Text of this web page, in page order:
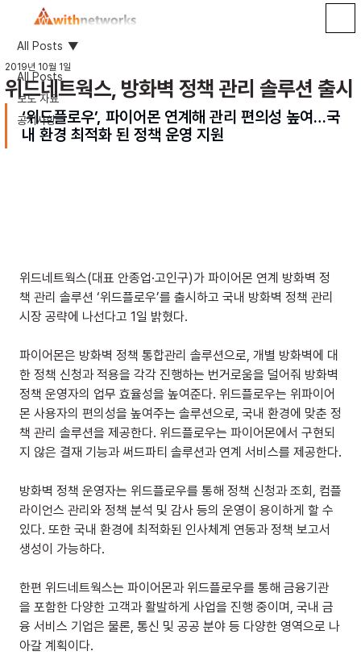
All Posts
보도 자료
공지사항
All Posts
위드네트웍스, 방화벽 정책 관리 솔루션 출시
2019년 10월 1일
‘위드플로우’, 파이어몬 연계해 관리 편의성 높여…국
내 환경 최적화 된 정책 운영 지원
위드네트웍스(대표 안종업·고인구)가 파이어몬 연계 방화벽 정
책 관리 솔루션 ‘위드플로우’를 출시하고 국내 방화벽 정책 관리
시장 공략에 나선다고 1일 밝혔다.
파이어몬은 방화벽 정책 통합관리 솔루션으로, 개별 방화벽에 대
한 정책 신청과 적용을 각각 진행하는 번거로움을 덜어줘 방화벽
정책 운영자의 업무 효율성을 높여준다. 위드플로우는 위파이어
몬 사용자의 편의성을 높여주는 솔루션으로, 국내 환경에 맞춘 정
책 관리 솔루션을 제공한다. 위드플로우는 파이어몬에서 구현되
지 않은 결재 기능과 써드파티 솔루션과 연계 서비스를 제공한다.
방화벽 정책 운영자는 위드플로우를 통해 정책 신청과 조회, 컴플
라이언스 관리와 정책 분석 및 감사 등의 운영이 용이하게 할 수
있다. 또한 국내 환경에 최적화된 인사체계 연동과 정책 보고서
생성이 가능하다.
한편 위드네트웍스는 파이어몬과 위드플로우를 통해 금융기관
을 포함한 다양한 고객과 활발하게 사업을 진행 중이며, 국내 금
융 서비스 기업은 물론, 통신 및 공공 분야 등 다양한 영역으로 나
아갈 계획이다.